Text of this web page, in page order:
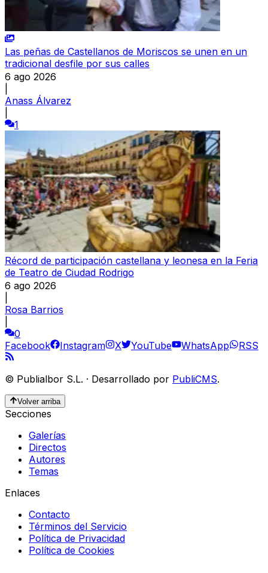
Las peñas de Castellanos de Moriscos se unen en un
tradicional desfile por sus calles
6 ago 2026
Anass Álvarez
1
Récord de participación castellana y leonesa en la Feria
de Teatro de Ciudad Rodrigo
6 ago 2026
Rosa Barrios
0
Facebook
Instagram X YouTube WhatsApp RSS
© Publialbor S.L. · Desarrollado por PubliCMS.
Volver arriba
Secciones
Galerías
Directos
Autores
Temas
Enlaces
Contacto
Términos del Servicio
Política de Privacidad
Política de Cookies